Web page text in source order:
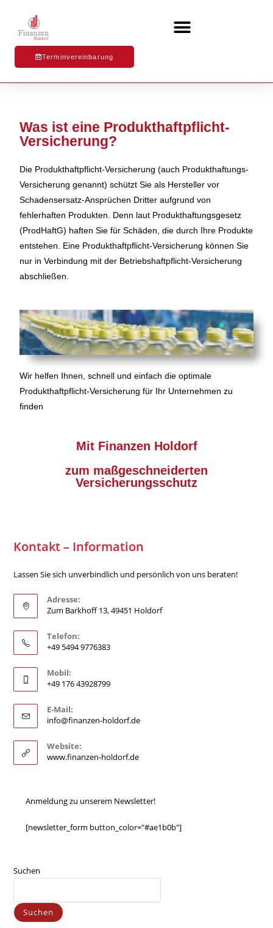
Terminvereinbarung
Was ist eine Produkthaftpflicht-
Versicherung?
Die Produkthaftpflicht­-Versicherung (auch Produkthaftungs­-
Versicherung genannt) schützt Sie als Hersteller vor
Schadensersatz­-Ansprüchen Dritter aufgrund von
fehlerhaften Produkten. Denn laut Produkthaftungsgesetz
(ProdHaftG) haften Sie für Schäden, die durch Ihre Produkte
entstehen. Eine Produkthaftpflicht­-Versicherung können Sie
nur in Verbindung mit der Betriebshaftpflicht­-Versicherung
abschließen.
Wir helfen Ihnen, schnell und einfach die optimale
Produkthaftpflicht-Versicherung für Ihr Unternehmen zu
finden
Mit Finanzen Holdorf
zum maß­geschneiderten
Versicherungsschutz
Kontakt – Information
Lassen Sie sich unverbindlich und persönlich von uns beraten!
Adresse:
Zum Barkhoff 13, 49451 Holdorf
Telefon:
+49 5494 9776383
Mobil:
+49 176 43928799
E-Mail:
info@finanzen-holdorf.de
Website:
www.finanzen-holdorf.de
Anmeldung zu unserem Newsletter!
[newsletter_form button_color="#ae1b0b"]
Suchen
Suchen